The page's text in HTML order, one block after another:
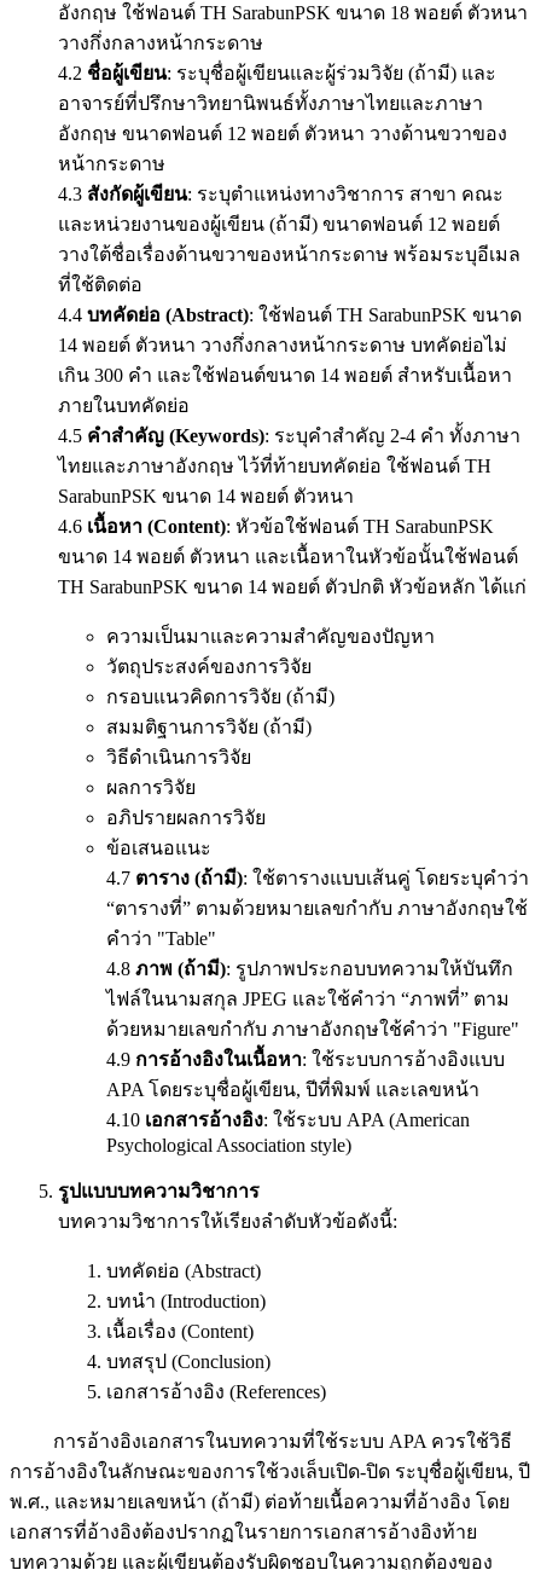
อังกฤษ ใช้ฟอนต์ TH SarabunPSK ขนาด 18 พอยต์ ตัวหนา
วางกึ่งกลางหน้ากระดาษ
4.2 ชื่อผู้เขียน: ระบุชื่อผู้เขียนและผู้ร่วมวิจัย (ถ้ามี) และ
อาจารย์ที่ปรึกษาวิทยานิพนธ์ทั้งภาษาไทยและภาษา
อังกฤษ ขนาดฟอนต์ 12 พอยต์ ตัวหนา วางด้านขวาของ
หน้ากระดาษ
4.3 สังกัดผู้เขียน: ระบุตำแหน่งทางวิชาการ สาขา คณะ
และหน่วยงานของผู้เขียน (ถ้ามี) ขนาดฟอนต์ 12 พอยต์
วางใต้ชื่อเรื่องด้านขวาของหน้ากระดาษ พร้อมระบุอีเมล
ที่ใช้ติดต่อ
4.4 บทคัดย่อ (Abstract): ใช้ฟอนต์ TH SarabunPSK ขนาด
14 พอยต์ ตัวหนา วางกึ่งกลางหน้ากระดาษ บทคัดย่อไม่
เกิน 300 คำ และใช้ฟอนต์ขนาด 14 พอยต์ สำหรับเนื้อหา
ภายในบทคัดย่อ
4.5 คำสำคัญ (Keywords): ระบุคำสำคัญ 2-4 คำ ทั้งภาษา
ไทยและภาษาอังกฤษ ไว้ที่ท้ายบทคัดย่อ ใช้ฟอนต์ TH
SarabunPSK ขนาด 14 พอยต์ ตัวหนา
4.6 เนื้อหา (Content): หัวข้อใช้ฟอนต์ TH SarabunPSK
ขนาด 14 พอยต์ ตัวหนา และเนื้อหาในหัวข้อนั้นใช้ฟอนต์
TH SarabunPSK ขนาด 14 พอยต์ ตัวปกติ หัวข้อหลัก ได้แก่
ความเป็นมาและความสำคัญของปัญหา
วัตถุประสงค์ของการวิจัย
กรอบแนวคิดการวิจัย (ถ้ามี)
สมมติฐานการวิจัย (ถ้ามี)
วิธีดำเนินการวิจัย
ผลการวิจัย
อภิปรายผลการวิจัย
ข้อเสนอแนะ
4.7 ตาราง (ถ้ามี): ใช้ตารางแบบเส้นคู่ โดยระบุคำว่า
“ตารางที่” ตามด้วยหมายเลขกำกับ ภาษาอังกฤษใช้
คำว่า "Table"
4.8 ภาพ (ถ้ามี): รูปภาพประกอบบทความให้บันทึก
ไฟล์ในนามสกุล JPEG และใช้คำว่า “ภาพที่” ตาม
ด้วยหมายเลขกำกับ ภาษาอังกฤษใช้คำว่า "Figure"
4.9 การอ้างอิงในเนื้อหา: ใช้ระบบการอ้างอิงแบบ
APA โดยระบุชื่อผู้เขียน, ปีที่พิมพ์ และเลขหน้า
4.10 เอกสารอ้างอิง: ใช้ระบบ APA (American
Psychological Association style)
รูปแบบบทความวิชาการ
บทความวิชาการให้เรียงลำดับหัวข้อดังนี้:
บทคัดย่อ (Abstract)
บทนำ (Introduction)
เนื้อเรื่อง (Content)
บทสรุป (Conclusion)
เอกสารอ้างอิง (References)
การอ้างอิงเอกสารในบทความที่ใช้ระบบ APA ควรใช้วิธี
การอ้างอิงในลักษณะของการใช้วงเล็บเปิด-ปิด ระบุชื่อผู้เขียน, ปี
พ.ศ., และหมายเลขหน้า (ถ้ามี) ต่อท้ายเนื้อความที่อ้างอิง โดย
เอกสารที่อ้างอิงต้องปรากฏในรายการเอกสารอ้างอิงท้าย
บทความด้วย และผู้เขียนต้องรับผิดชอบในความถูกต้องของ